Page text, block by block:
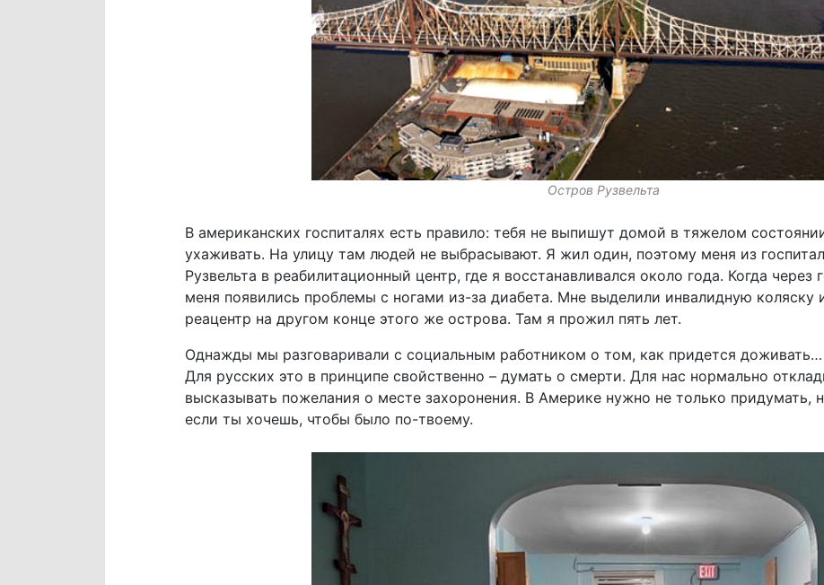
Остров Рузвельта
В американских госпиталях есть правило: тебя не выпишут домой в тяжелом
ухаживать. На улицу там людей не выбрасывают. Я жил один, поэтому меня из
Рузвельта в реабилитационный центр, где я восстанавливался около года. Когда через
меня появились проблемы с ногами из-за диабета. Мне выделили инвалидную коляску
реацентр на другом конце этого же острова. Там я прожил пять лет.
Однажды мы разговаривали с социальным работником о том, как придется
Для русских это в принципе свойственно – думать о смерти. Для нас нормально
высказывать пожелания о месте захоронения. В Америке нужно не только придумать,
если ты хочешь, чтобы было по-твоему.